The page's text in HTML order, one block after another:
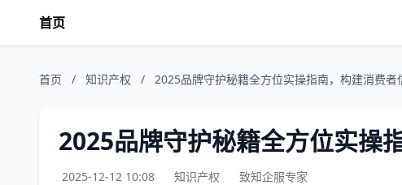
首页
首页 / 知识产权 / 2025品牌守护秘籍全方位实操指南，构建消费者
2025品牌守护秘籍全方位实操
2025-12-12 10:08 知识产权 致知企服专家